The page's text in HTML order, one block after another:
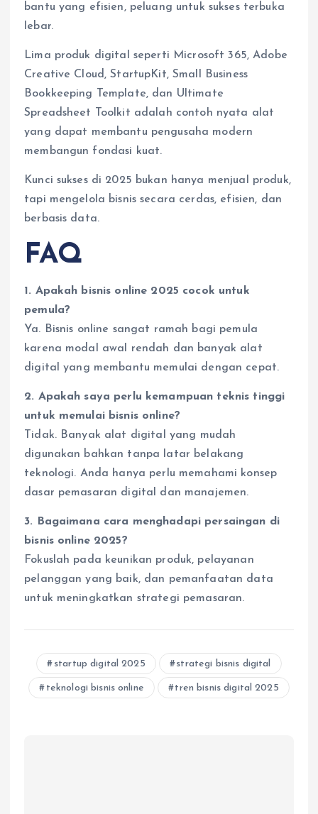
bantu yang efisien, peluang untuk sukses terbuka
lebar.
Lima produk digital seperti Microsoft 365, Adobe
Creative Cloud, StartupKit, Small Business
Bookkeeping Template, dan Ultimate
Spreadsheet Toolkit adalah contoh nyata alat
yang dapat membantu pengusaha modern
membangun fondasi kuat.
Kunci sukses di 2025 bukan hanya menjual produk,
tapi mengelola bisnis secara cerdas, efisien, dan
berbasis data.
FAQ
1. Apakah bisnis online 2025 cocok untuk
pemula?
Ya. Bisnis online sangat ramah bagi pemula
karena modal awal rendah dan banyak alat
digital yang membantu memulai dengan cepat.
2. Apakah saya perlu kemampuan teknis tinggi
untuk memulai bisnis online?
Tidak. Banyak alat digital yang mudah
digunakan bahkan tanpa latar belakang
teknologi. Anda hanya perlu memahami konsep
dasar pemasaran digital dan manajemen.
3. Bagaimana cara menghadapi persaingan di
bisnis online 2025?
Fokuslah pada keunikan produk, pelayanan
pelanggan yang baik, dan pemanfaatan data
untuk meningkatkan strategi pemasaran.
startup digital 2025 strategi bisnis digital
teknologi bisnis online tren bisnis digital 2025